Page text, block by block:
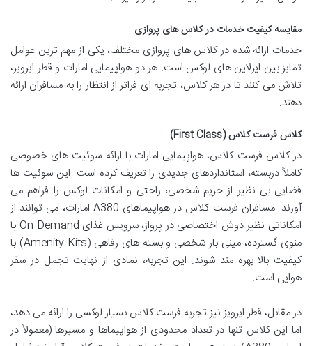
مقایسه کیفیت خدمات در کلاس های پروازی
خدمات ارائه شده در کلاس های پروازی مختلف، یکی از مهم ترین عوامل
تمایز بین ایرلاین های لوکس است. هر دو هواپیمایی امارات و قطر ایرویز،
تلاش می کنند تا در هر کلاس، تجربه ای فراتر از انتظار را به مسافران ارائه
دهند.
کلاس فرست کلاس (First Class)
در کلاس فرست کلاس، هواپیمایی امارات با ارائه سوئیت های خصوصی
کاملاً دربسته، استانداردهای جدیدی را تعریف کرده است. این سوئیت ها
فضایی بی نظیر از حریم شخصی، راحتی و امکانات لوکس را فراهم می
آورند. مسافران فرست کلاس در هواپیماهای A380 امارات، می توانند از
امکاناتی نظیر دوش اختصاصی در پرواز، سرویس غذای On-Demand با
منوی گسترده، مینی بار شخصی و بسته های رفاهی (Amenity Kits) با
کیفیت بالا بهره مند شوند. این تجربه، نمادی از نهایت تجمل در سفر
هوایی است.
در مقابل، قطر ایرویز نیز تجربه فرست کلاس بسیار لوکسی را ارائه می دهد،
اما این کلاس تنها در تعداد محدودی از هواپیماها و مسیرها (معمولاً در